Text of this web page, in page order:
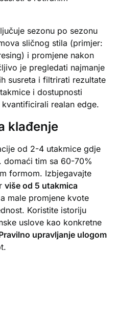
sezonu po sezonu
sličnog stila (primjer:
i promjene nakon
je pregledati najmanje
susreta i filtrirati rezultate
i dostupnosti
realan edge.
klađenje
od 2-4 utakmice gdje
domaći tim sa 60-70%
formom. Izbjegavajte
više od 5 utakmica
male promjene kvote
Koristite istoriju
uslove kao konkretne
upravljanje ulogom